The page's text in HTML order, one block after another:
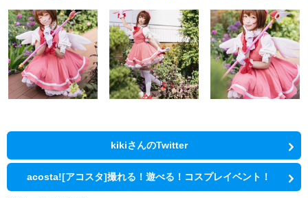
kikiさんのTwitter
acosta![アコスタ]撮れる！遊べる！コスプレイベント！